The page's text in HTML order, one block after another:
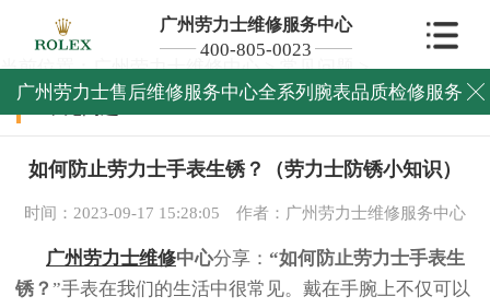
广州劳力士维修服务中心
400-805-0023
广州劳力士售后维修服务中心全系列腕表品质检修服务 
当前位置：广州劳力士维修中心>常见问题>
常见问题
如何防止劳力士手表生锈？（劳力士防锈小知识）
时间：2023-09-17 15:28:05 作者：广州劳力士维修服务中心
广州劳力士维修中心分享： “如何防止劳力士手表生
锈？ ”手表在我们的生活中很常见。戴在手腕上不仅可以